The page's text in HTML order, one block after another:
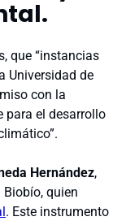
que “instancias
Universidad de
con la
para el desarrollo
Hernández,
quien
. Este instrumento